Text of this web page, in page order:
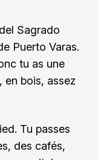
Sagrado
Puerto Varas.
tu as une
en bois, assez
Tu passes
des cafés,